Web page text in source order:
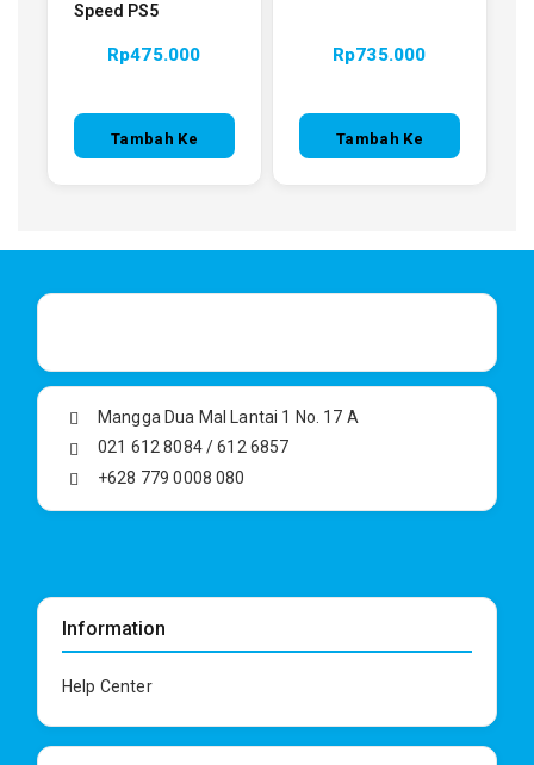
Speed PS5
Rp475.000
Tambah Ke
Rp735.000
Tambah Ke
Mangga Dua Mal Lantai 1 No. 17 A
021 612 8084 / 612 6857
+628 779 0008 080
Information
Help Center